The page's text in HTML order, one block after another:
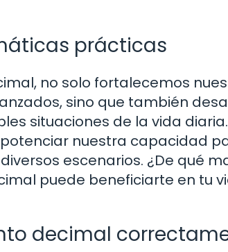
prácticas
no solo fortalecemos
sino que también
situaciones de la vida
nuestra capacidad
escenarios. ¿De qué
puede beneficiarte en tu
decimal